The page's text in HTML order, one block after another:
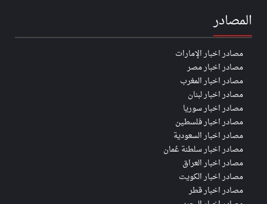
المصادر
مصادر اخبار الإمارات
مصادر اخبار مصر
مصادر اخبار المغرب
مصادر اخبار لبنان
مصادر اخبار سوريا
مصادر اخبار فلسطين
مصادر اخبار السعودية
مصادر اخبار سلطنة عُمان
مصادر اخبار العراق
مصادر اخبار الكويت
مصادر اخبار قطر